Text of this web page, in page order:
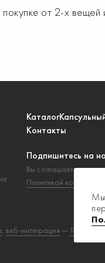
от 2-х
Каталог
Контакты
Подпишитесь на
Вы соглашаетесь на
Политикой
, веб-интеграция — Текарт
Мы